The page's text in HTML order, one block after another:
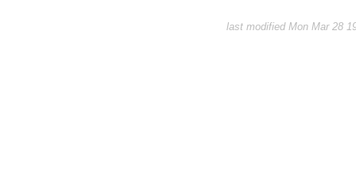
last modified Mon Mar 28